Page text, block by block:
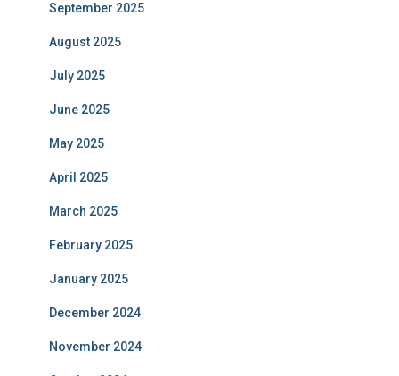
September 2025
August 2025
July 2025
June 2025
May 2025
April 2025
March 2025
February 2025
January 2025
December 2024
November 2024